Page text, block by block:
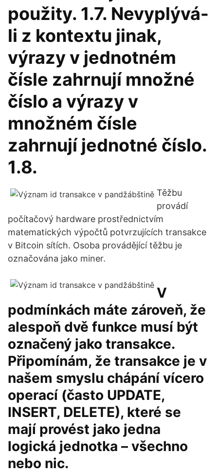
použity. 1.7. Nevyplývá-
li z kontextu jinak,
výrazy v jednotném
čísle zahrnují množné
číslo a výrazy v
množném čísle
zahrnují jednotné číslo.
1.8.
Těžbu
provádí
počítačový hardware prostřednictvím
matematických výpočtů potvrzujících transakce
v Bitcoin sítích. Osoba provádějící těžbu je
označována jako miner.
V
podmínkách máte zároveň, že
alespoň dvě funkce musí být
označený jako transakce.
Připomínám, že transakce je v
našem smyslu chápání vícero
operací (často UPDATE,
INSERT, DELETE), které se
mají provést jako jedna
logická jednotka – všechno
nebo nic.